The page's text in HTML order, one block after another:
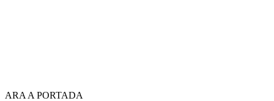
ARA A PORTADA